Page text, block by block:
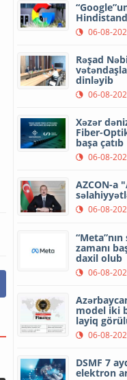
06-08-
Rəşad
dinləyib
06-08-
Xəzər
Fiber-
başa çatıb
06-08-
AZCON-a
06-08-
zamanı
daxil olub
06-08-
model iki
layiq
06-08-
DSMF 7
elektron